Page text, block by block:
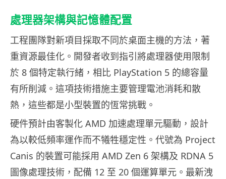
處理器架構與記憶體配置
工程團隊對新項目採取不同於桌面主機的方法，著
重資源最佳化。開發者收到指引將處理器使用限制
於 8 個特定執行緒，相比 PlayStation 5 的總容量
有所削減。這項技術措施主要管理電池消耗和散
熱，這些都是小型裝置的恆常挑戰。
硬件預計由客製化 AMD 加速處理單元驅動，設計
為以較低頻率運作而不犧牲穩定性。代號為 Project
Canis 的裝置可能採用 AMD Zen 6 架構及 RDNA 5
圖像處理技術，配備 12 至 20 個運算單元。最新洩